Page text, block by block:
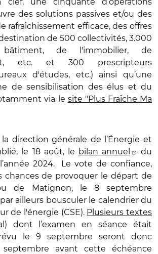
des solutions passives et/ou des
rafraîchissement efficace, des offres
de 500 collectivités, 3.000
de l'immobilier, de
etc. et 300 prescripteurs
d'études, etc.) ainsi qu’une
de sensibilisation des élus et du
via le site "Plus Fraîche Ma
direction générale de l’Énergie et
le 18 août, le bilan annuel
du
2024. Le vote de confiance,
chances de provoquer le départ de
de Matignon, le 8 septembre
ailleurs bousculer le calendrier du
de l'énergie (CSE). Plusieurs textes
dont l’examen en séance était
le 9 septembre seront donc
avant cette échéance